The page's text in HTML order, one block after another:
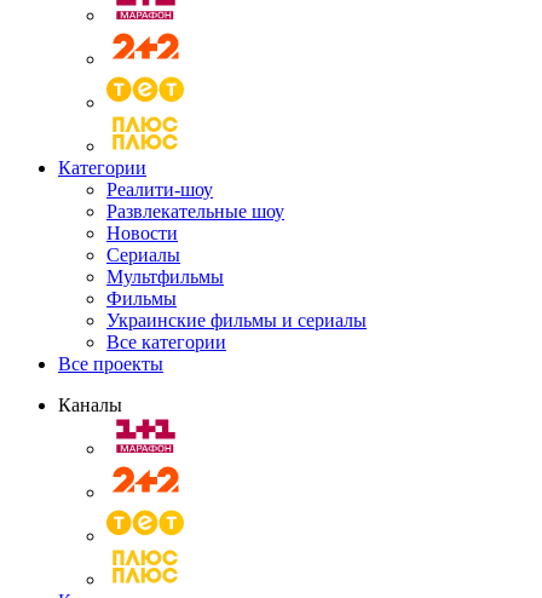
Категории
Реалити-шоу
Развлекательные шоу
Новости
Сериалы
Мультфильмы
Фильмы
Украинские фильмы и сериалы
Все категории
Все проекты
Каналы